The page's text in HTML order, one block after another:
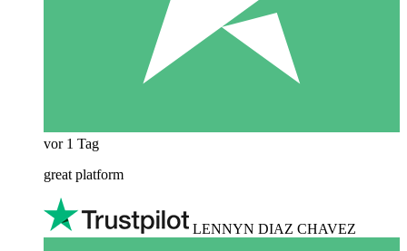
vor 1 Tag
great platform
LENNYN DIAZ CHAVEZ